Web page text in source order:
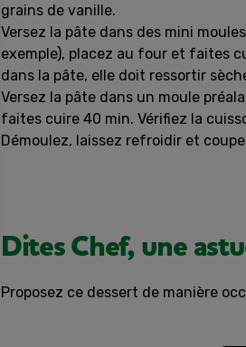
grains de vanille.
Versez la pâte dans des mini
exemple), placez au four et faites
dans la pâte, elle doit ressortir
Versez la pâte dans un moule
faites cuire 40 min. Vérifiez la
Démoulez, laissez refroidir et
Dites Chef, une
Proposez ce dessert de manière